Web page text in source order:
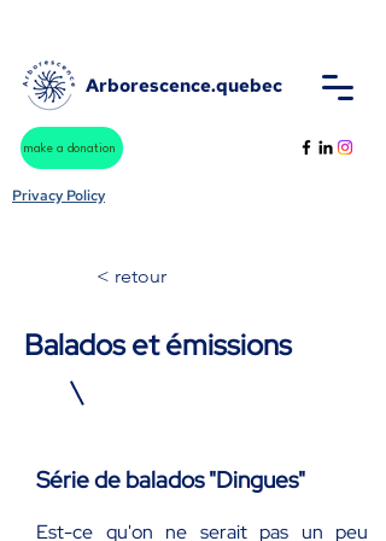
Arborescence.quebec
make a donation
Privacy Policy
< retour
Balados et émissions
Série de balados "Dingues"
Est-ce qu'on ne serait pas un peu